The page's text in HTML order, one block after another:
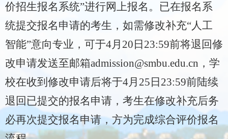
价招生报名系统”进行网上报名。已在报名系
统提交报名申请的考生，如需修改补充“人工
智能”意向专业，可于4月 20 日 23:59前将退回修
改申请发送至邮箱admission@smbu.edu.cn ，学
校在收到修改申请后将于4月 25 日 23:59前陆续
退回已提交的报名申请，考生在修改补充后务
必再次提交报名申请，方为完成综合评价报名